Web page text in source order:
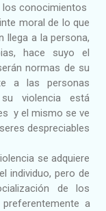
los conocimientos
moral de lo que
llega a la persona,
hace suyo el
normas de su
a las personas
violencia está
y el mismo se ve
despreciables
se adquiere
individuo, pero de
de los
preferentemente a